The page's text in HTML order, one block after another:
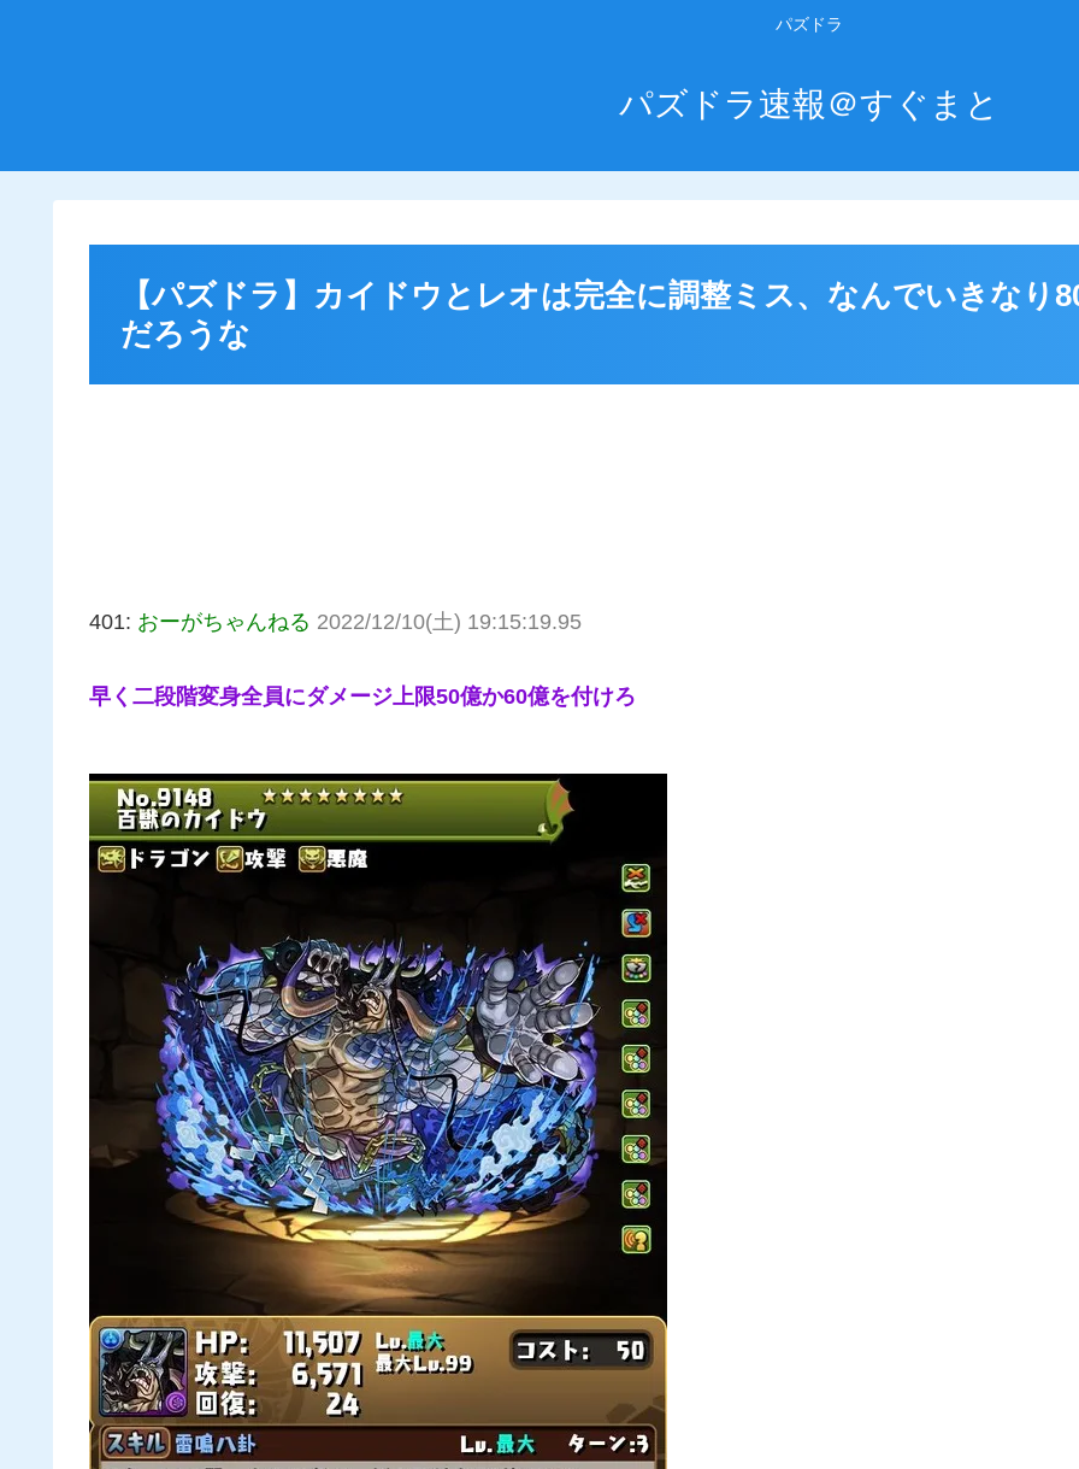
パズドラ
パズドラ速報＠すぐまと
【パズドラ】カイドウとレオは完全に調整ミス、なんでいきなり
だろうな
401: おーがちゃんねる 2022/12/10(土) 19:15:19.95
早く二段階変身全員にダメージ上限50億か60億を付けろ